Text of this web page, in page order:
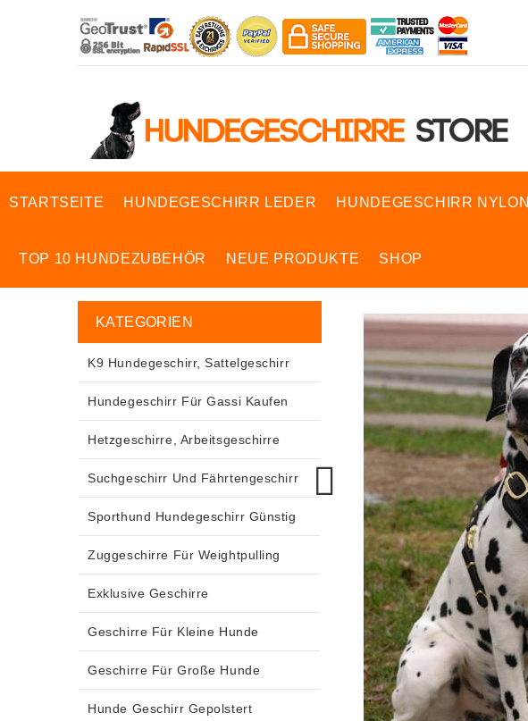
STARTSEITE HUNDEGESCHIRR LEDER HUNDEGESCHIRR NYLON
TOP 10 HUNDEZUBEHÖR NEUE PRODUKTE SHOP
KATEGORIEN
K9 Hundegeschirr, Sattelgeschirr
Hundegeschirr Für Gassi Kaufen
Hetzgeschirre, Arbeitsgeschirre
Suchgeschirr Und Fährtengeschirr
Sporthund Hundegeschirr Günstig
Zuggeschirre Für Weightpulling
Exklusive Geschirre
Geschirre Für Kleine Hunde
Geschirre Für Große Hunde
Hunde Geschirr Gepolstert